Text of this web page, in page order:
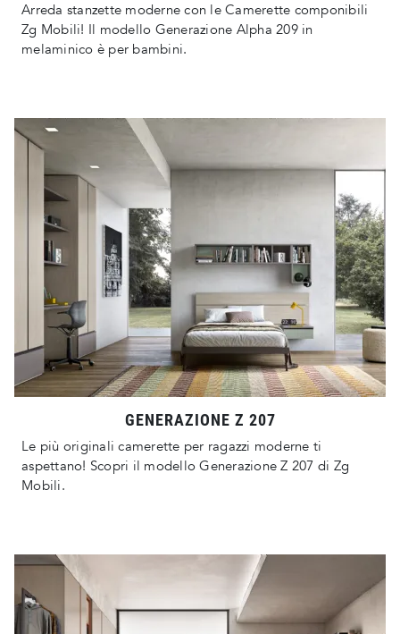
Arreda stanzette moderne con le Camerette componibili
Zg Mobili! Il modello Generazione Alpha 209 in
melaminico è per bambini.
GENERAZIONE Z 207
Le più originali camerette per ragazzi moderne ti
aspettano! Scopri il modello Generazione Z 207 di Zg
Mobili.